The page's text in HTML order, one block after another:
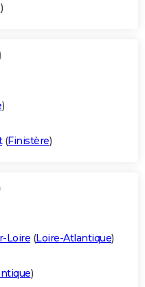
)
)
(Finistère)
Loire (Loire-Atlantique)
)